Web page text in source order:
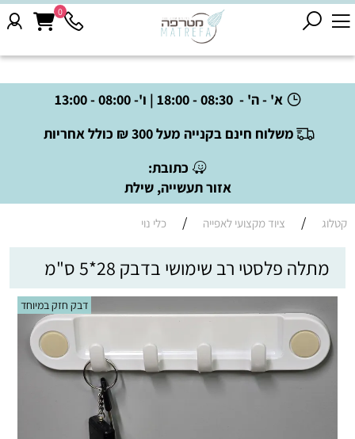
א' - ה' - 08:30 - 18:00 | ו'- 08:00 - 13:00
משלוח חינם בקנייה מעל 300 ₪ כולל אחריות
כתובת:
אזור תעשייה, שילת
0
קטלוג / ציוד מקצועי לאפייה / כלי נוי
מתלה פלסטי רב שימושי בדבק 28*5 ס"מ
דבק חזק במיוחד